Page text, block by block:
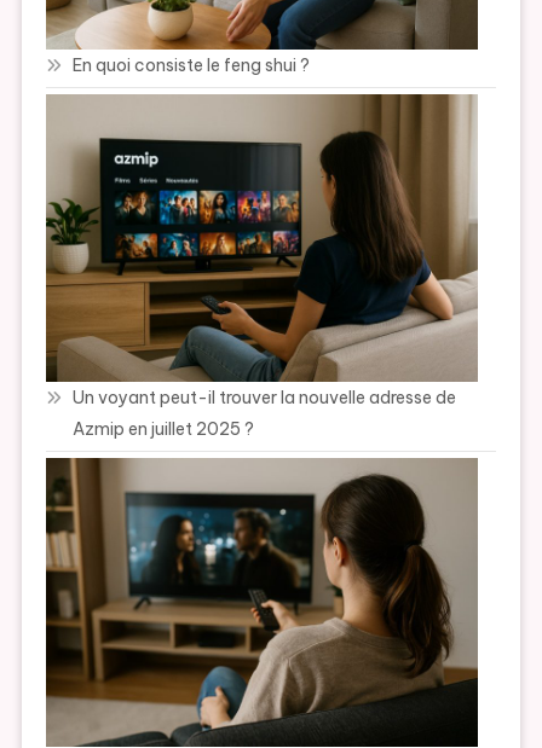
En quoi consiste le feng shui ?
Un voyant peut-il trouver la nouvelle adresse de
Azmip en juillet 2025 ?